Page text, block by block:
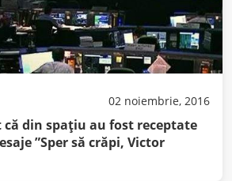
02 noiembrie, 2016
că din spațiu au fost receptate
”Sper să crăpi, Victor